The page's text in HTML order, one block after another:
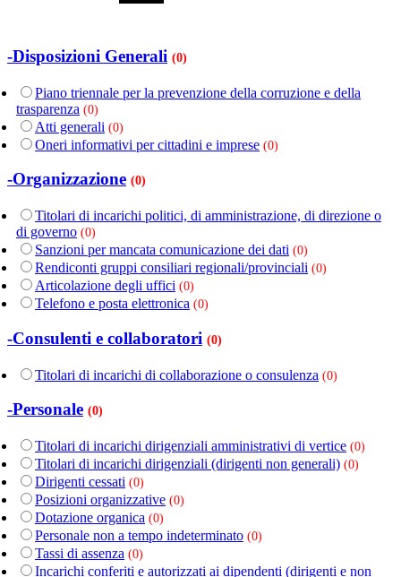
-Disposizioni Generali (0)
Piano triennale per la prevenzione della corruzione e della
trasparenza (0)
Atti generali (0)
Oneri informativi per cittadini e imprese (0)
-Organizzazione (0)
Titolari di incarichi politici, di amministrazione, di direzione o
di governo (0)
Sanzioni per mancata comunicazione dei dati (0)
Rendiconti gruppi consiliari regionali/provinciali (0)
Articolazione degli uffici (0)
Telefono e posta elettronica (0)
-Consulenti e collaboratori (0)
Titolari di incarichi di collaborazione o consulenza (0)
-Personale (0)
Titolari di incarichi dirigenziali amministrativi di vertice (0)
Titolari di incarichi dirigenziali (dirigenti non generali) (0)
Dirigenti cessati (0)
Posizioni organizzative (0)
Dotazione organica (0)
Personale non a tempo indeterminato (0)
Tassi di assenza (0)
Incarichi conferiti e autorizzati ai dipendenti (dirigenti e non